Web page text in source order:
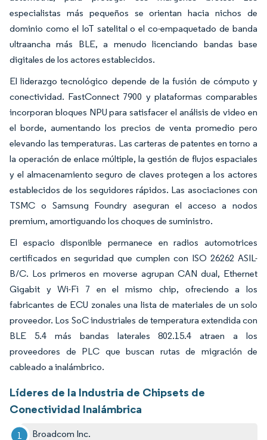
especialistas más pequeños se orientan hacia nichos de
dominio como el IoT satelital o el co-empaquetado de banda
ultraancha más BLE, a menudo licenciando bandas base
digitales de los actores establecidos.
El liderazgo tecnológico depende de la fusión de cómputo y
conectividad. FastConnect 7900 y plataformas comparables
incorporan bloques NPU para satisfacer el análisis de video en
el borde, aumentando los precios de venta promedio pero
elevando las temperaturas. Las carteras de patentes en torno a
la operación de enlace múltiple, la gestión de flujos espaciales
y el almacenamiento seguro de claves protegen a los actores
establecidos de los seguidores rápidos. Las asociaciones con
TSMC o Samsung Foundry aseguran el acceso a nodos
premium, amortiguando los choques de suministro.
El espacio disponible permanece en radios automotrices
certificados en seguridad que cumplen con ISO 26262 ASIL-
B/C. Los primeros en moverse agrupan CAN dual, Ethernet
Gigabit y Wi-Fi 7 en el mismo chip, ofreciendo a los
fabricantes de ECU zonales una lista de materiales de un solo
proveedor. Los SoC industriales de temperatura extendida con
BLE 5.4 más bandas laterales 802.15.4 atraen a los
proveedores de PLC que buscan rutas de migración de
cableado a inalámbrico.
Líderes de la Industria de Chipsets de
Conectividad Inalámbrica
Broadcom Inc.